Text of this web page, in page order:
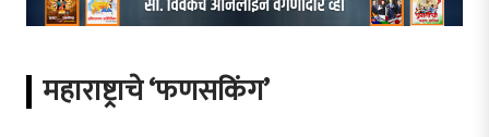
महाराष्ट्राचे ‘फणसकिंग’